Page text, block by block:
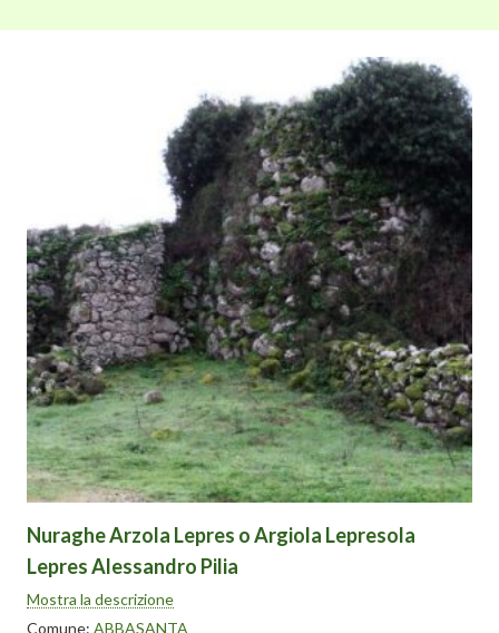
Nuraghe Arzola Lepres o Argiola Lepresola
Lepres Alessandro Pilia
Il mastio risale al XV-XIII secolo a.C., mentre il bastione,
l’antemurale e la cinta muraria risalgono al XIII-fine XII.
Mostra la descrizione
Comune: ABBASANTA